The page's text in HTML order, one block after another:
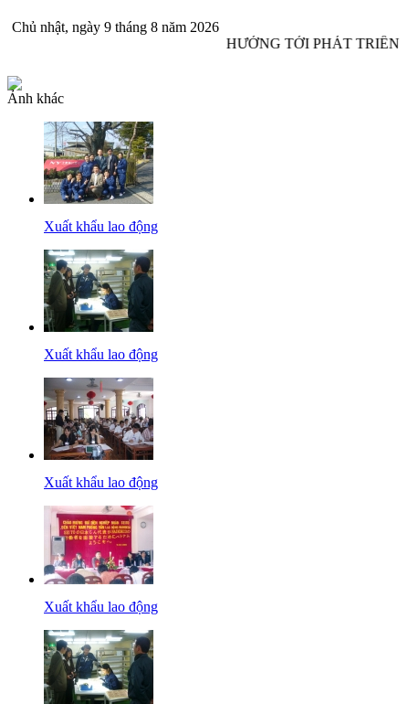
Chủ nhật, ngày 9 tháng 8 năm 2026
HƯỚNG TỚI PHÁT TRIỂN
Ảnh khác
Xuất khẩu lao động
Xuất khẩu lao động
Xuất khẩu lao động
Xuất khẩu lao động